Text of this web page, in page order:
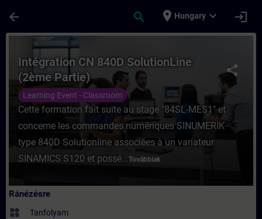
arrow_back search place Hungary expand_more login
Tanfolyam - Intégration CN 840D
share
Intégration CN 840D SolutionLine
(2ème Partie)
Learning Event - Classroom
Cette formation fait suite au stage "84SL-MES1" et
concerne les commandes numériques SINUMERIK
type 840D Solutionline associées à un variateur
SINAMICS S120 et possé...Továbbiak
Ránézésre
widgets Tanfolyam